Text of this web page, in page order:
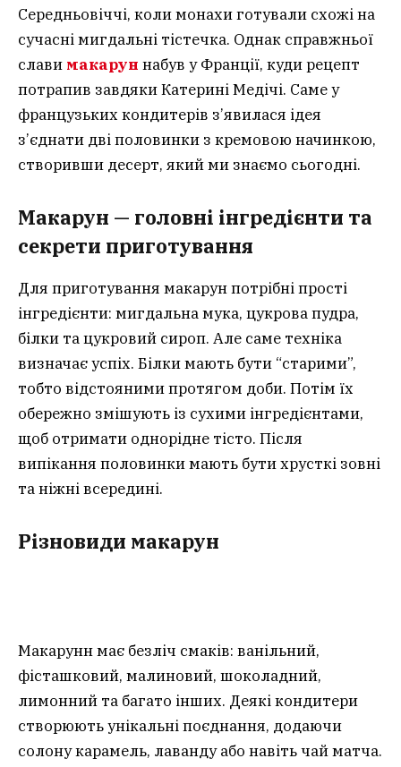
Середньовіччі, коли монахи готували схожі на
сучасні мигдальні тістечка. Однак справжньої
слави макарун набув у Франції, куди рецепт
потрапив завдяки Катерині Медічі. Саме у
французьких кондитерів з’явилася ідея
з’єднати дві половинки з кремовою начинкою,
створивши десерт, який ми знаємо сьогодні.
Макарун — головні інгредієнти та
секрети приготування
Для приготування макарун потрібні прості
інгредієнти: мигдальна мука, цукрова пудра,
білки та цукровий сироп. Але саме техніка
визначає успіх. Білки мають бути “старими”,
тобто відстояними протягом доби. Потім їх
обережно змішують із сухими інгредієнтами,
щоб отримати однорідне тісто. Після
випікання половинки мають бути хрусткі зовні
та ніжні всередині.
Різновиди макарун
Макарунн має безліч смаків: ванільний,
фісташковий, малиновий, шоколадний,
лимонний та багато інших. Деякі кондитери
створюють унікальні поєднання, додаючи
солону карамель, лаванду або навіть чай матча.